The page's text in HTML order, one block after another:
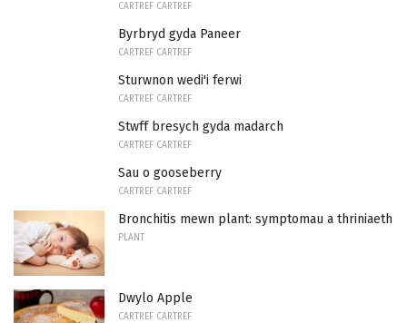
CARTREF CARTREF
Byrbryd gyda Paneer
CARTREF CARTREF
Sturwnon wedi'i ferwi
CARTREF CARTREF
Stwff bresych gyda madarch
CARTREF CARTREF
Sau o gooseberry
CARTREF CARTREF
Bronchitis mewn plant: symptomau a thriniaeth
PLANT
Dwylo Apple
CARTREF CARTREF